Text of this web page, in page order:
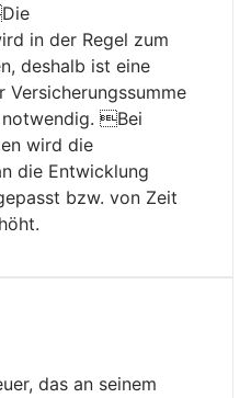
in der Regel zum
deshalb ist eine
Versicherungssumme
notwendig. Bei
wird die
die Entwicklung
bzw. von Zeit
das an seinem